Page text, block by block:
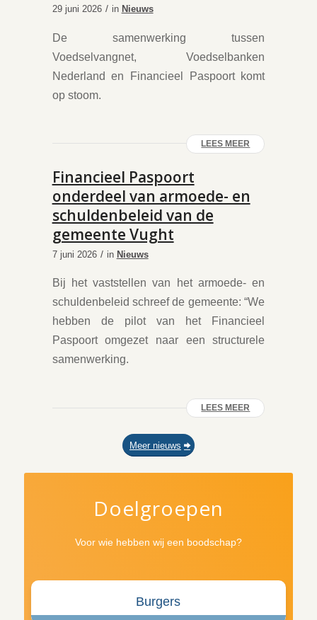
29 juni 2026 / in Nieuws
De samenwerking tussen
Voedselvangnet, Voedselbanken
Nederland en Financieel Paspoort komt
op stoom.
LEES MEER
Financieel Paspoort
onderdeel van armoede- en
schuldenbeleid van de
gemeente Vught
7 juni 2026 / in Nieuws
Bij het vaststellen van het armoede- en
schuldenbeleid schreef de gemeente: “We
hebben de pilot van het Financieel
Paspoort omgezet naar een structurele
samenwerking.
LEES MEER
Meer nieuws
Doelgroepen
Voor wie hebben wij een boodschap?
Burgers